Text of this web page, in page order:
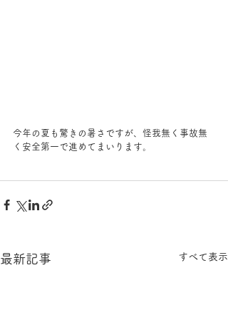
今年の夏も驚きの暑さですが、怪我無く事故無
く安全第一で進めてまいります。
最新記事 すべて表示